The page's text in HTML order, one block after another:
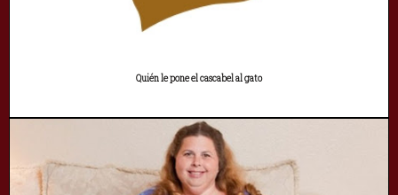
Quién le pone el cascabel al gato